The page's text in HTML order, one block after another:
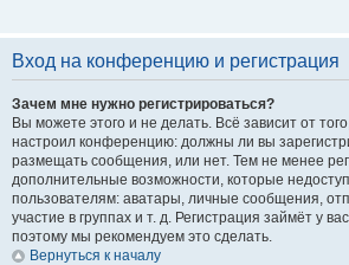
Вход на конференцию и регистрация
Зачем мне нужно регистрироваться?
Вы можете этого и не делать. Всё зависит от
настроил конференцию: должны ли вы
размещать сообщения, или нет. Тем не менее
дополнительные возможности, которые
пользователям: аватары, личные сообщения,
участие в группах и т. д. Регистрация займёт у
поэтому мы рекомендуем это сделать.
Вернуться к началу